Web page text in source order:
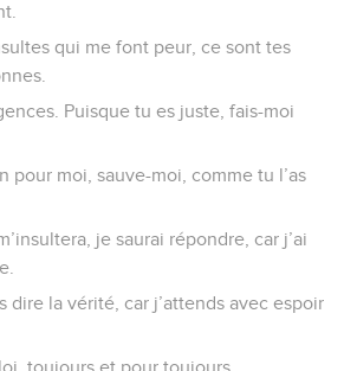
qui me font peur, ce sont tes
Puisque tu es juste, fais-moi
pour moi, sauve-moi, comme tu l’as
je saurai répondre, car j’ai
dire la vérité, car j’attends avec espoir
toujours et pour toujours.